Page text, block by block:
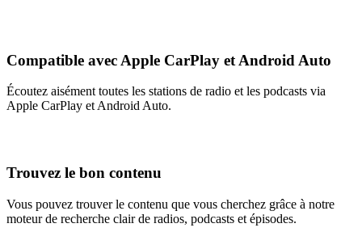
Compatible avec Apple CarPlay et Android Auto
Écoutez aisément toutes les stations de radio et les podcasts via
Apple CarPlay et Android Auto.
Trouvez le bon contenu
Vous pouvez trouver le contenu que vous cherchez grâce à notre
moteur de recherche clair de radios, podcasts et épisodes.